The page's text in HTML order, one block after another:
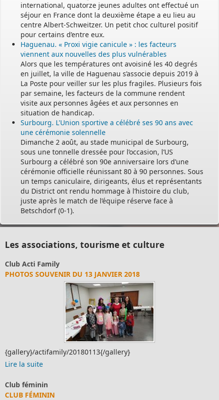
international, quatorze jeunes adultes ont effectué un
séjour en France dont la deuxième étape a eu lieu au
centre Albert-Schweitzer. Un petit choc culturel positif
pour certains d’entre eux.
Haguenau. « Proxi vigie canicule » : les facteurs
viennent aux nouvelles des plus vulnérables
Alors que les températures ont avoisiné les 40 degrés
en juillet, la ville de Haguenau s’associe depuis 2019 à
La Poste pour veiller sur les plus fragiles. Plusieurs fois
par semaine, les facteurs de la commune rendent
visite aux personnes âgées et aux personnes en
situation de handicap.
Surbourg. L'Union sportive a célébré ses 90 ans avec
une cérémonie solennelle
Dimanche 2 août, au stade municipal de Surbourg,
sous une tonnelle dressée pour l’occasion, l’US
Surbourg a célébré son 90e anniversaire lors d’une
cérémonie officielle réunissant 80 à 90 personnes. Sous
un temps caniculaire, dirigeants, élus et représentants
du District ont rendu hommage à l’histoire du club,
juste après le match de l’équipe réserve face à
Betschdorf (0-1).
Les associations, tourisme et culture
Club Acti Family
PHOTOS SOUVENIR DU 13 JANVIER 2018
{gallery}/actifamily/20180113{/gallery}
Lire la suite
Club féminin
CLUB FÉMININ